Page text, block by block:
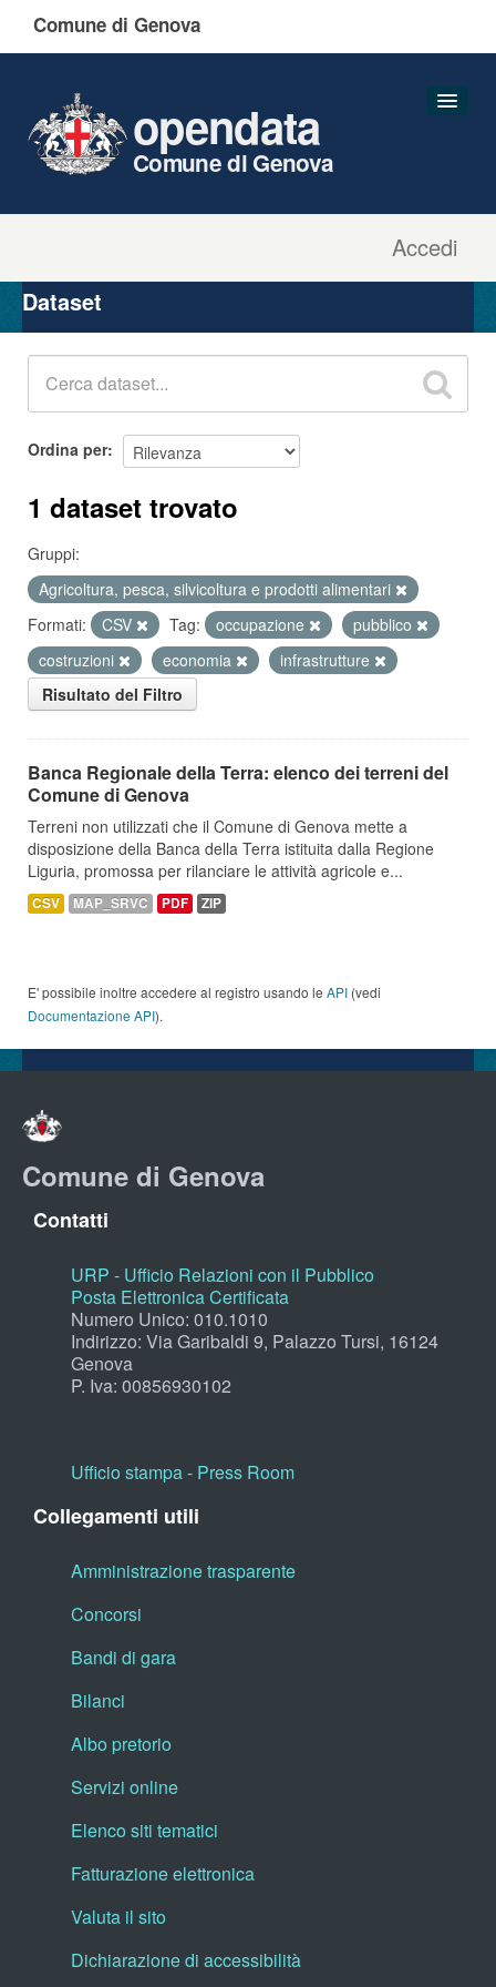
Comune di Genova
Accedi
opendata
Comune di Genova
Organizzazioni
Gruppi
Dataset
Ordina per
1 dataset trovato
Gruppi:
Agricoltura, pesca, silvicoltura e prodotti alimentari
Formati:
CSV Tag: occupazione
pubblico
costruzioni
economia
infrastrutture
Risultato del Filtro
Banca Regionale della Terra: elenco dei terreni del
Comune di Genova
Terreni non utilizzati che il Comune di Genova mette a
disposizione della Banca della Terra istituita dalla Regione
Liguria, promossa per rilanciare le attività agricole e...
CSV MAP_SRVC PDF ZIP
E' possibile inoltre accedere al registro usando le API (vedi
Documentazione API).
Comune di Genova
Contatti
URP - Ufficio Relazioni con il Pubblico
Posta Elettronica Certificata
Numero Unico: 010.1010
Indirizzo: Via Garibaldi 9, Palazzo Tursi, 16124
Genova
P. Iva: 00856930102
Ufficio stampa - Press Room
Collegamenti utili
Amministrazione trasparente
Concorsi
Bandi di gara
Bilanci
Albo pretorio
Servizi online
Elenco siti tematici
Fatturazione elettronica
Valuta il sito
Dichiarazione di accessibilità